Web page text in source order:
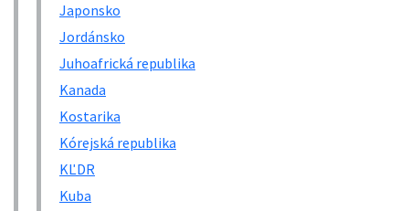
Japonsko
Jordánsko
Juhoafrická republika
Kanada
Kostarika
Kórejská republika
KĽDR
Kuba